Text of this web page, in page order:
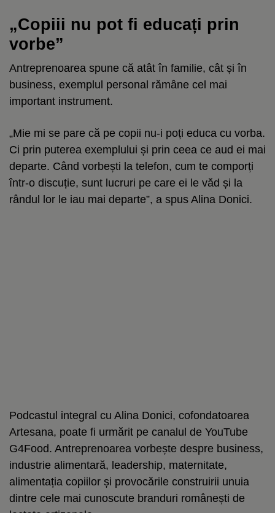
„Copiii nu pot fi educați prin
vorbe”
Antreprenoarea spune că atât în familie, cât și în
business, exemplul personal rămâne cel mai
important instrument.
„Mie mi se pare că pe copii nu-i poți educa cu vorba.
Ci prin puterea exemplului și prin ceea ce aud ei mai
departe. Când vorbești la telefon, cum te comporți
într-o discuție, sunt lucruri pe care ei le văd și la
rândul lor le iau mai departe”, a spus Alina Donici.
Podcastul integral cu Alina Donici, cofondatoarea
Artesana, poate fi urmărit pe canalul de YouTube
G4Food. Antreprenoarea vorbește despre business,
industrie alimentară, leadership, maternitate,
alimentația copiilor și provocările construirii unuia
dintre cele mai cunoscute branduri românești de